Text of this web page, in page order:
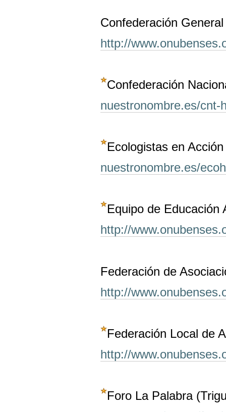
Confederación
http://
Confederación
nuestronombre.es/cnt-
Ecologistas en
nuestronombre.es/
Equipo de Educación
http://
Federación de
http://
Federación Local de
http://
Foro La Palabra